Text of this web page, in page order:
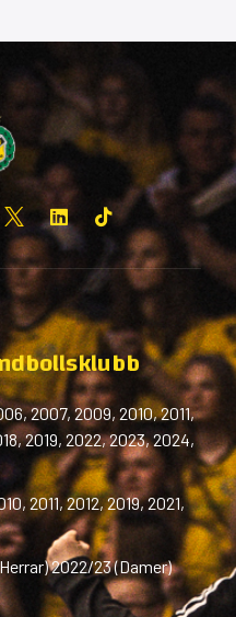
2007, 2009, 2010, 2011,
2019, 2022, 2023, 2024,
2011, 2012, 2019, 2021,
2022/23 (Damer)